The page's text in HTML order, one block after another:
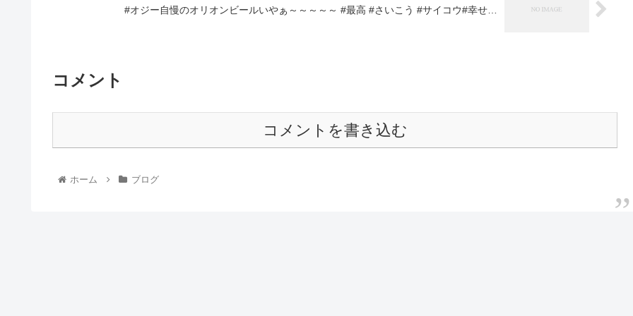
#オジー自慢のオリオンビールいやぁ～～～～～ #最高 #さいこう #サイコウ#幸せ…
コメント
コメントを書き込む
ホーム ブログ